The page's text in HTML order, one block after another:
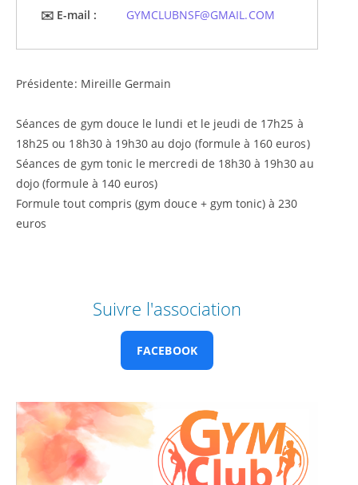
E-mail
GYMCLUBNSF@GMAIL.COM
Présidente: Mireille Germain
Séances de gym douce le lundi et le jeudi de 17h25 à
18h25 ou 18h30 à 19h30 au dojo (formule à 160 euros)
Séances de gym tonic le mercredi de 18h30 à 19h30 au
dojo (formule à 140 euros)
Formule tout compris (gym douce + gym tonic) à 230
euros
Suivre l'association
FACEBOOK